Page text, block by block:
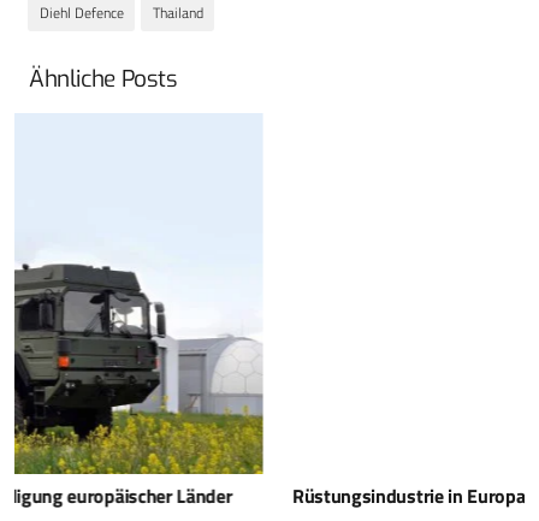
Diehl Defence Thailand
Ähnliche Posts
Rüstungsindustrie in Europa auf Wachstumskurs